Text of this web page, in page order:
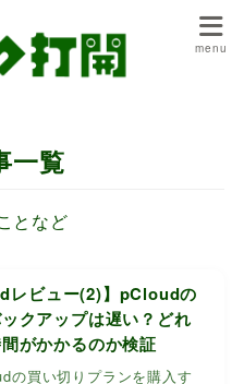
一覧
となど
レビュー(2)】pCloudの
クアップは遅い？どれ
がかかるのか検証
の買い切りプランを購入す